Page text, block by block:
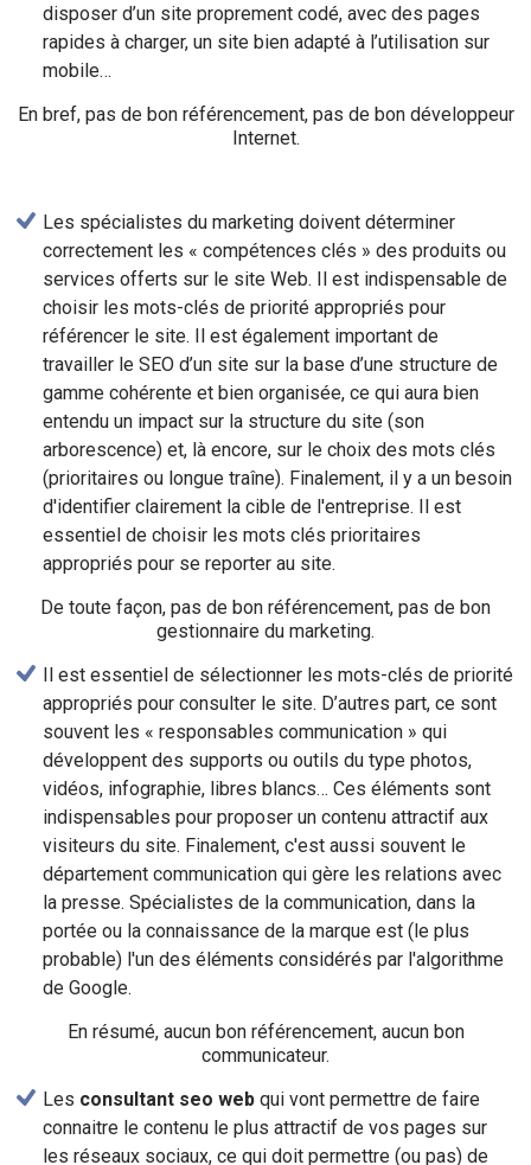
disposer d’un site proprement codé, avec des pages
rapides à charger, un site bien adapté à l’utilisation sur
mobile…
En bref, pas de bon référencement, pas de bon développeur
Internet.
Les spécialistes du marketing doivent déterminer
correctement les « compétences clés » des produits ou
services offerts sur le site Web. Il est indispensable de
choisir les mots-clés de priorité appropriés pour
référencer le site. Il est également important de
travailler le SEO d’un site sur la base d’une structure de
gamme cohérente et bien organisée, ce qui aura bien
entendu un impact sur la structure du site (son
arborescence) et, là encore, sur le choix des mots clés
(prioritaires ou longue traîne). Finalement, il y a un besoin
d'identifier clairement la cible de l'entreprise. Il est
essentiel de choisir les mots clés prioritaires
appropriés pour se reporter au site.
De toute façon, pas de bon référencement, pas de bon
gestionnaire du marketing.
Il est essentiel de sélectionner les mots-clés de priorité
appropriés pour consulter le site. D’autres part, ce sont
souvent les « responsables communication » qui
développent des supports ou outils du type photos,
vidéos, infographie, libres blancs… Ces éléments sont
indispensables pour proposer un contenu attractif aux
visiteurs du site. Finalement, c'est aussi souvent le
département communication qui gère les relations avec
la presse. Spécialistes de la communication, dans la
portée ou la connaissance de la marque est (le plus
probable) l'un des éléments considérés par l'algorithme
de Google.
En résumé, aucun bon référencement, aucun bon
communicateur.
Les consultant seo webqui vont permettre de faire
connaitre le contenu le plus attractif de vos pages sur
les réseaux sociaux, ce qui doit permettre (ou pas) de